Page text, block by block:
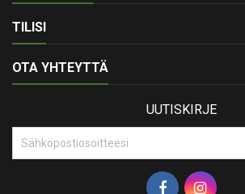
TILISI
OTA YHTEYTTÄ
UUTISKIRJE